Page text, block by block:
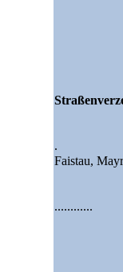
.
Faistau,
............